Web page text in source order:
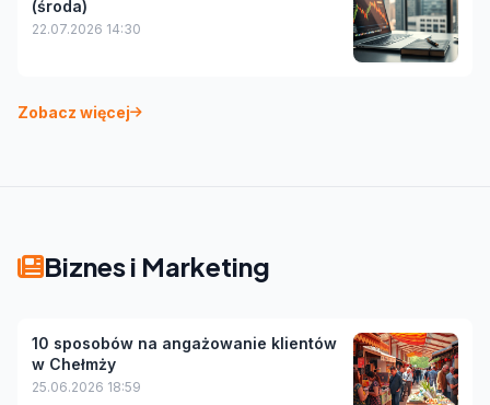
(środa)
22.07.2026 14:30
Zobacz więcej
Biznes i Marketing
10 sposobów na angażowanie klientów
w Chełmży
25.06.2026 18:59